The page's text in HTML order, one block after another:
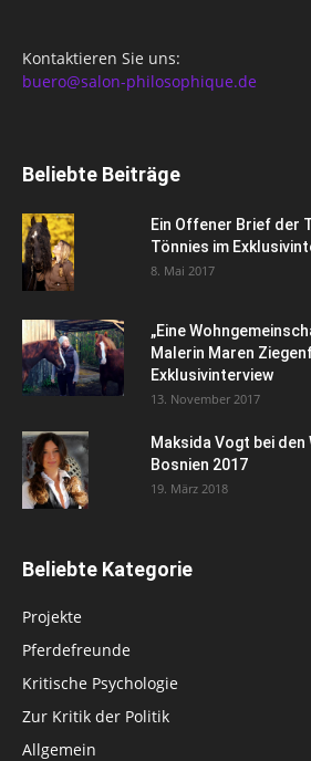
Kontaktieren Sie uns:
buero@salon-philosophique.de
Beliebte Beiträge
Ein Offener Brief der
Tönnies im
8. Mai 2017
„Eine
Malerin Maren
Exklusivinterview
13. November 2017
Maksida Vogt bei
Bosnien 2017
19. März 2018
Beliebte Kategorie
Projekte
Pferdefreunde
Kritische Psychologie
Zur Kritik der Politik
Allgemein